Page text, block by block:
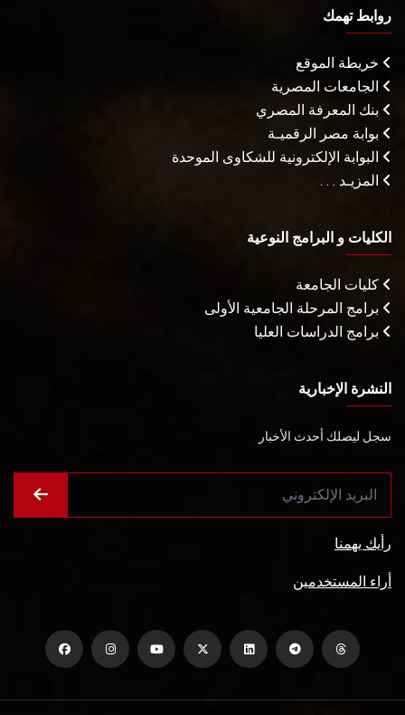
روابط تهمك
خريطة الموقع
الجامعات المصرية
بنك المعرفة المصري
بوابة مصر الرقميـة
البوابة الإلكترونية للشكاوى الموحدة
المزيـد . . .
الكليات و البرامج النوعية
كليات الجامعة
برامج المرحلة الجامعية الأولى
برامج الدراسات العليا
النشرة الإخبارية
سجل ليصلك أحدث الأخبار
رأيك يهمنا
أراء المستخدمين